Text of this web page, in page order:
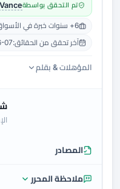
تم التحقق بواسطة
6+ سنوات خبرة في الأسواق
آخر تحقق من الحقائق:07
المؤهلات & بقلم
المصادر
ملاحظة المحرر